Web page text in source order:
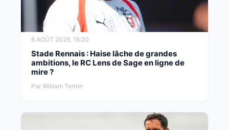
6 AOÛT 2026, 16:20
Stade Rennais : Haise lâche de grandes
ambitions, le RC Lens de Sage en ligne de
mire ?
Par William Tertrin